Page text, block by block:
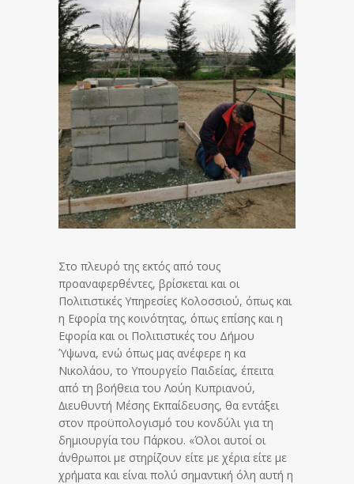
Στο πλευρό της εκτός από τους
προαναφερθέντες, βρίσκεται και οι
Πολιτιστικές Υπηρεσίες Κολοσσιού, όπως και
η Εφορία της κοινότητας, όπως επίσης και η
Εφορία και οι Πολιτιστικές του Δήμου
Ύψωνα, ενώ όπως μας ανέφερε η κα
Νικολάου, το Υπουργείο Παιδείας, έπειτα
από τη βοήθεια του Λούη Κυπριανού,
∆ιευθυντή Μέσης Εκπαίδευσης, θα εντάξει
στον προϋπολογισμό του κονδύλι για τη
δημιουργία του Πάρκου. «Όλοι αυτοί οι
άνθρωποι με στηρίζουν είτε με χέρια είτε με
χρήματα και είναι πολύ σημαντική όλη αυτή η